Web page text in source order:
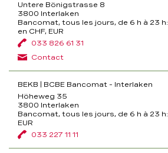
Untere Bönigstrasse 8
3800 Interlaken
Bancomat, tous les jours, de 6 h à 23 h:
en CHF, EUR
033 826 61 31
Contact
BEKB | BCBE Bancomat - Interlaken
Höheweg 35
3800 Interlaken
Bancomat, tous les jours, de 6 h à 23 h:
EUR
033 227 11 11